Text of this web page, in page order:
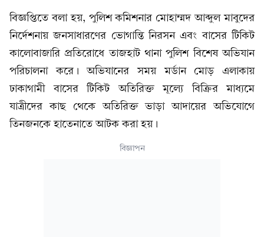
বিজ্ঞপ্তিতে বলা হয়, পুলিশ কমিশনার মোহাম্মদ আব্দুল মাবুদের
নির্দেশনায় জনসাধারণের ভোগান্তি নিরসন এবং বাসের টিকিট
কালোবাজারি প্রতিরোধে তাজহাট থানা পুলিশ বিশেষ অভিযান
পরিচালনা করে। অভিযানের সময় মর্ডান মোড় এলাকায়
ঢাকাগামী বাসের টিকিট অতিরিক্ত মূল্যে বিক্রির মাধ্যমে
যাত্রীদের কাছ থেকে অতিরিক্ত ভাড়া আদায়ের অভিযোগে
তিনজনকে হাতেনাতে আটক করা হয়।
বিজ্ঞাপন